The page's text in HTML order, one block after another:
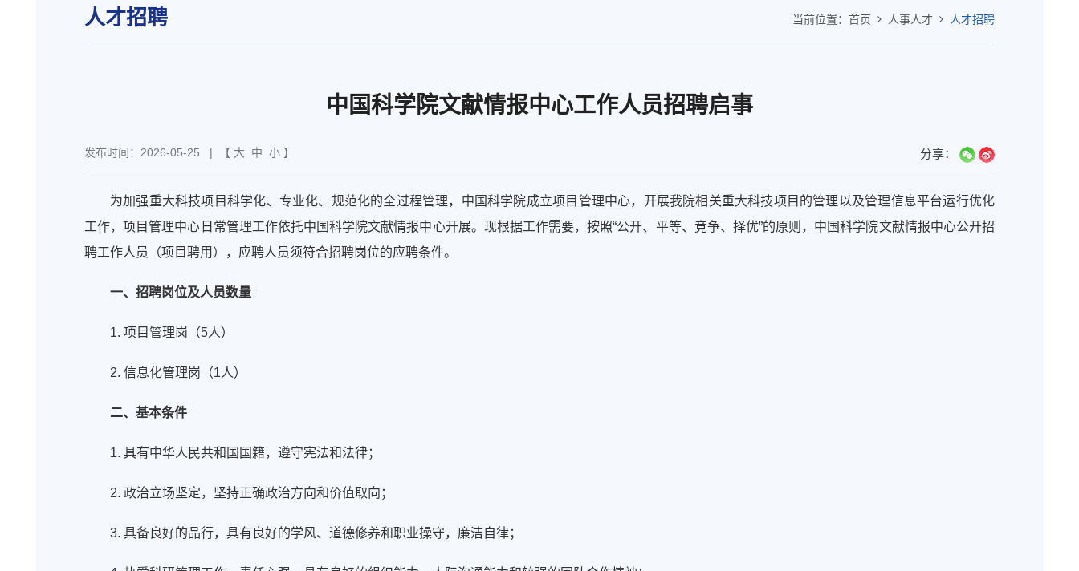
当前位置： 首页 人事人才 人才招聘
人才招聘
中国科学院文献情报中心工作人员招聘启事
发布时间：2026-05-25 | 【 大 中 小 】 分享：
为加强重大科技项目科学化、专业化、规范化的全过程管理，中国科学院成立项目管理中心，开展我院相关重大科技项目的管理以及管理信息平台运行优化
工作，项目管理中心日常管理工作依托中国科学院文献情报中心开展。现根据工作需要，按照“公开、平等、竞争、择优”的原则，中国科学院文献情报中心公开招
聘工作人员（项目聘用），应聘人员须符合招聘岗位的应聘条件。
一、招聘岗位及人员数量
1. 项目管理岗（5人）
2. 信息化管理岗（1人）
二、基本条件
1. 具有中华人民共和国国籍，遵守宪法和法律；
2. 政治立场坚定，坚持正确政治方向和价值取向；
3. 具备良好的品行，具有良好的学风、道德修养和职业操守，廉洁自律；